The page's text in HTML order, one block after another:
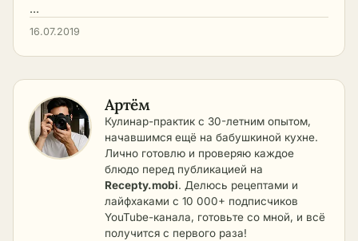
…
16.07.2019
Артём
Кулинар-практик с 30-летним опытом,
начавшимся ещё на бабушкиной кухне.
Лично готовлю и проверяю каждое
блюдо перед публикацией на
Recepty.mobi. Делюсь рецептами и
лайфхаками с 10 000+ подписчиков
YouTube-канала, готовьте со мной, и всё
получится с первого раза!